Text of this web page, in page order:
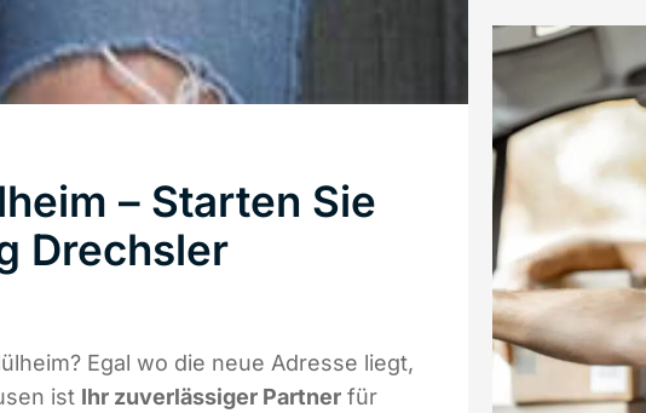
– Starten Sie
Drechsler
Egal wo die neue Adresse liegt,
ist Ihr zuverlässiger Partner für